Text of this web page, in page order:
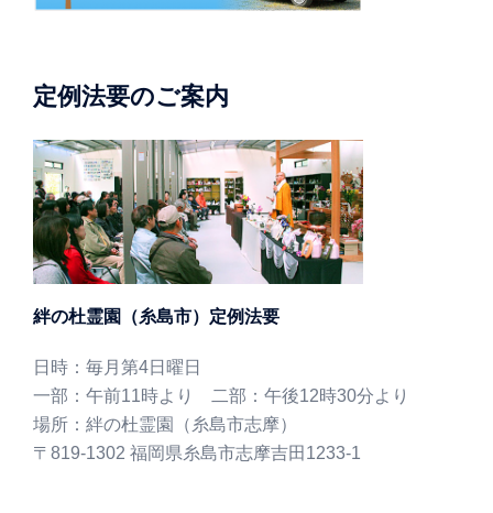
定例法要のご案内
絆の杜霊園（糸島市）定例法要
日時：毎月第4日曜日
一部：午前11時より 二部：午後12時30分より
場所：絆の杜霊園（糸島市志摩）
〒819-1302 福岡県糸島市志摩吉田1233-1